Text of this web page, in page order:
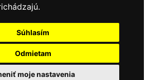
Súhlasím
Odmietam
moje nastavenia